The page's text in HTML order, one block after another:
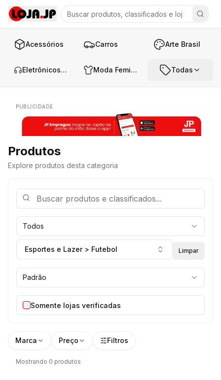
Acessórios Carros Arte Brasil
Eletrônicos e Áudio Moda Feminina Todas
PUBLICIDADE
Produtos
Explore produtos desta categoria
Todos
Esportes e Lazer > Futebol Limpar
Padrão
Somente lojas verificadas
Marca Preço Filtros
Mostrando 0 produtos